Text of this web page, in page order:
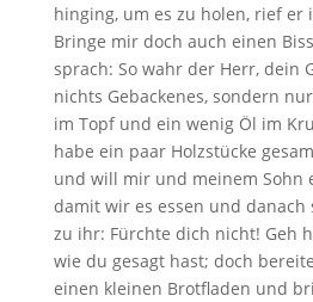
hinging, um es zu holen, rief er
Bringe mir doch auch einen
sprach: So wahr der Herr, dein
nichts Gebackenes, sondern
im Topf und ein wenig Öl im
habe ein paar Holzstücke
und will mir und meinem Sohn
damit wir es essen und danach
zu ihr: Fürchte dich nicht! Geh
wie du gesagt hast; doch
einen kleinen Brotfladen und